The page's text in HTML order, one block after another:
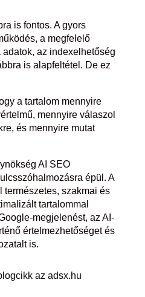
is fontos. A gyors
a megfelelő
az indexelhetőség
is alapfeltétel. De ez
a tartalom mennyire
mennyire válaszol
és mennyire mutat
AI SEO
épül. A
természetes, szakmai és
tartalommal
megjelenést, az AI-
értelmezhetőséget és
is.
az adsx.hu